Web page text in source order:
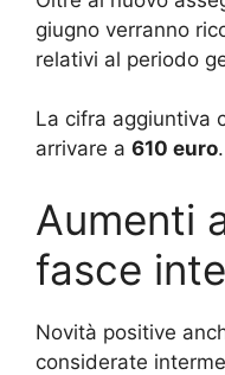
giugno verranno
relativi al periodo
La cifra aggiuntiva
arrivare a 610 euro.
Aumenti
fasce
Novità positive
considerate